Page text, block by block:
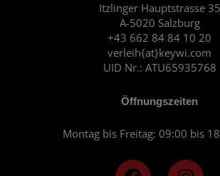
F I
Itzlinger Hauptstrasse 35
A-5020 Salzburg
+43 662 84 84 10 20
verleih{at}keywi.com
UID Nr.: ATU65935768
Öffnungszeiten
Montag bis Freitag: 09:00 bis